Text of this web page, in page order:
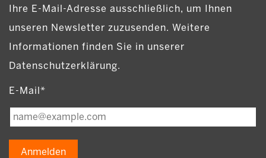
Ihre E-Mail-Adresse ausschließlich, um Ihnen
unseren Newsletter zuzusenden. Weitere
Informationen finden Sie in unserer
Datenschutzerklärung.
E-Mail*
Anmelden